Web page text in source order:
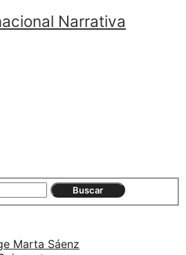
Narrativa
Marta Sáenz